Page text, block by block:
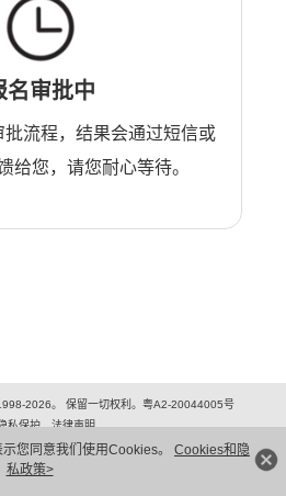
您同意我们使用Cookies。 Cookies和隐
私政策>
名审批中
流程，结果会通过短信或
给您，请您耐心等待。
2026。 保留一切权利。粤A2-20044005号
私保护
法律声明